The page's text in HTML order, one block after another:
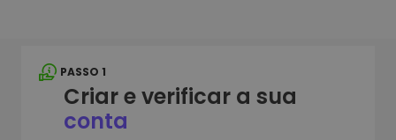
PASSO 1
Criar e verificar a sua
conta